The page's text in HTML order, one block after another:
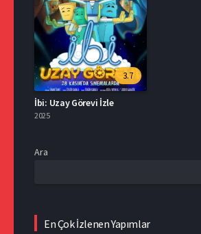
3.7
İbi: Uzay Görevi İzle
2025
Ara
En Çok İzlenen Yapımlar